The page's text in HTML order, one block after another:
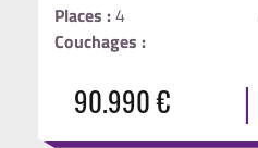
Places :4
Couchages :
90.990 € |